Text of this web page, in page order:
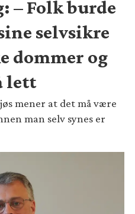
– Folk burde
selvsikre
dommer og
lett
mener at det må være
man selv synes er